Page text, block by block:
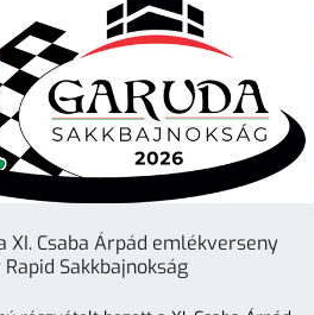
XI. Csaba Árpád emlékverseny
Sakkbajnokság